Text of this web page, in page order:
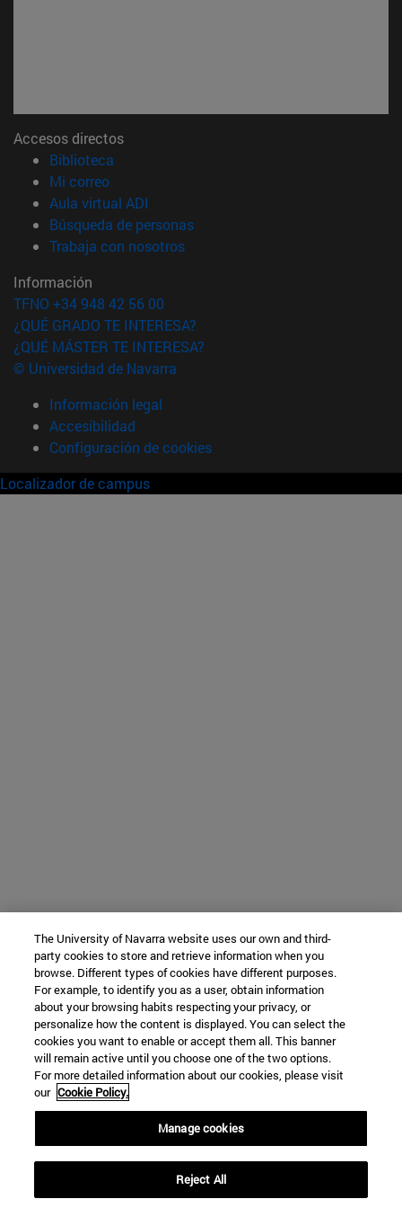
Accesos directos
Biblioteca
Mi correo(abre en nueva ventana)
Aula virtual ADI
Búsqueda de personas(abre en nueva ventana)
Trabaja con nosotros(abre en nueva ventana)
Información
TFNO +34 948 42 56 00
¿QUÉ GRADO TE INTERESA?
¿QUÉ MÁSTER TE INTERESA?
© Universidad de Navarra
Información legal
Accesibilidad
Configuración de cookies
Localizador de campus
The University of Navarra website uses our own and third-
party cookies to store and retrieve information when you
browse. Different types of cookies have different purposes.
For example, to identify you as a user, obtain information
about your browsing habits respecting your privacy, or
personalize how the content is displayed. You can select the
cookies you want to enable or accept them all. This banner
will remain active until you choose one of the two options.
For more detailed information about our cookies, please visit
our Cookie Policy.
Manage cookies
Reject All